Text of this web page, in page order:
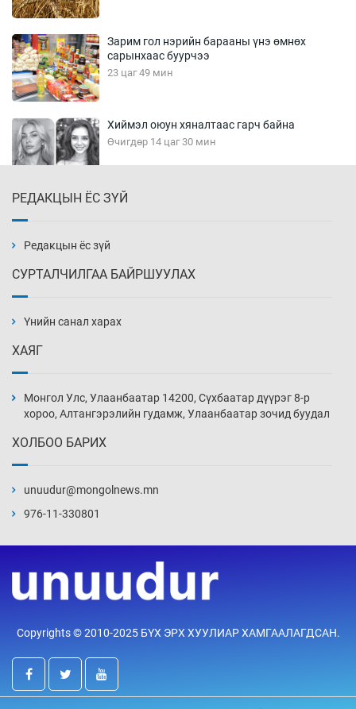
Зарим гол нэрийн барааны үнэ өмнөх
сарынхаас буурчээ
23 цаг 49 мин
Хиймэл оюун хяналтаас гарч байна
Өчигдөр 14 цаг 30 мин
Өчигдөр 14 цаг 00 мин
нэмэгджээ
Өчигдөр 13 цаг 30 мин
Өчигдөр 13 цаг 00 мин
Өчигдөр 12 цаг 30 мин
үйлчилж буй гэв
Өчигдөр 12 цаг 00 мин
РЕДАКЦЫН ЁС ЗҮЙ
Редакцын ёс зүй
СУРТАЛЧИЛГАА БАЙРШУУЛАХ
Үнийн санал харах
ХАЯГ
Монгол Улс, Улаанбаатар 14200, Сүхбаатар дүүрэг 8-р
хороо, Алтангэрэлийн гудамж, Улаанбаатар зочид буудал
ХОЛБОО БАРИХ
unuudur@mongolnews.mn
976-11-330801
Copyrights © 2010-2025 БҮХ ЭРХ ХУУЛИАР ХАМГААЛАГДСАН.